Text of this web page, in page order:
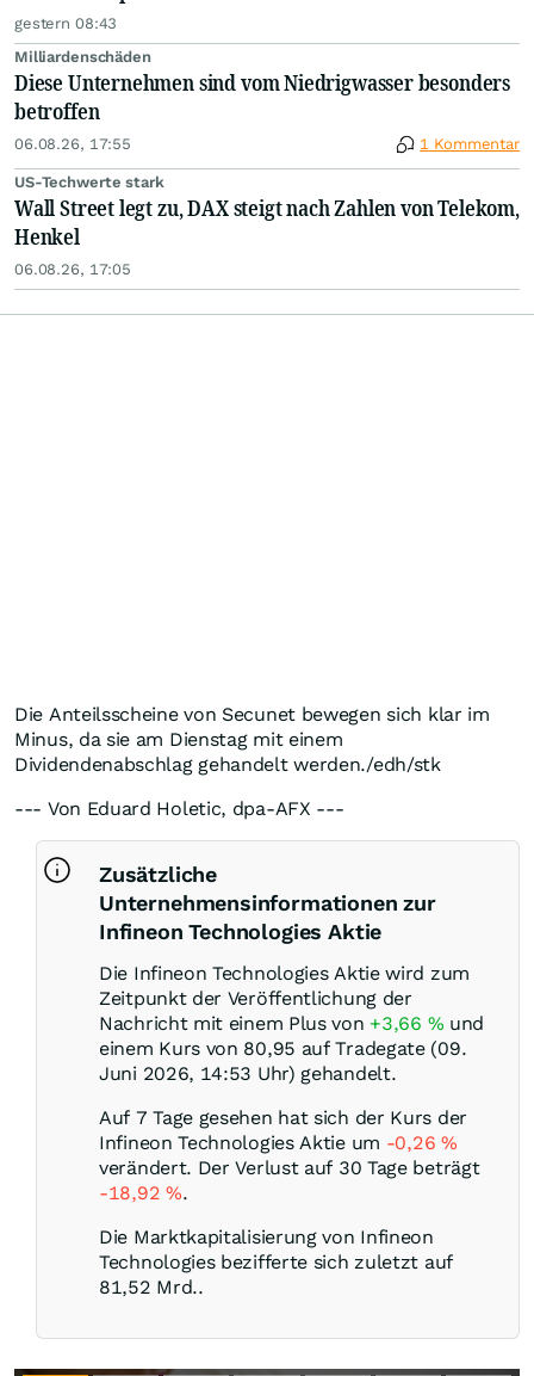
gestern 08:43
Milliardenschäden
Diese Unternehmen sind vom Niedrigwasser besonders
betroffen
06.08.26, 17:55 1 Kommentar
US-Techwerte stark
Wall Street legt zu, DAX steigt nach Zahlen von Telekom,
Henkel
06.08.26, 17:05
Die Anteilsscheine von Secunet bewegen sich klar im
Minus, da sie am Dienstag mit einem
Dividendenabschlag gehandelt werden./edh/stk
--- Von Eduard Holetic, dpa-AFX ---
Zusätzliche
Unternehmensinformationen zur
Infineon Technologies Aktie
Die Infineon Technologies Aktie wird zum
Zeitpunkt der Veröffentlichung der
Nachricht mit einem Plus von +3,66 % und
einem Kurs von 80,95 auf Tradegate (09.
Juni 2026, 14:53 Uhr) gehandelt.
Auf 7 Tage gesehen hat sich der Kurs der
Infineon Technologies Aktie um -0,26 %
verändert. Der Verlust auf 30 Tage beträgt
-18,92 %.
Die Marktkapitalisierung von Infineon
Technologies bezifferte sich zuletzt auf
81,52 Mrd..